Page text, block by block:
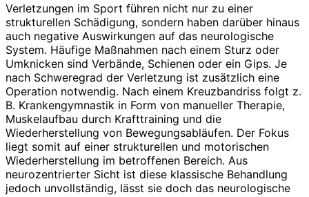
Verletzungen im Sport führen nicht nur zu einer
strukturellen Schädigung, sondern haben darüber hinaus
auch negative Auswirkungen auf das neurologische
System. Häufige Maßnahmen nach einem Sturz oder
Umknicken sind Verbände, Schienen oder ein Gips. Je
nach Schweregrad der Verletzung ist zusätzlich eine
Operation notwendig. Nach einem Kreuzbandriss folgt z.
B. Krankengymnastik in Form von manueller Therapie,
Muskelaufbau durch Krafttraining und die
Wiederherstellung von Bewegungsabläufen. Der Fokus
liegt somit auf einer strukturellen und motorischen
Wiederherstellung im betroffenen Bereich. Aus
neurozentrierter Sicht ist diese klassische Behandlung
jedoch unvollständig, lässt sie doch das neurologische